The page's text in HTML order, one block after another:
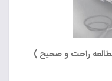
مطالعه راحت و صحیح )